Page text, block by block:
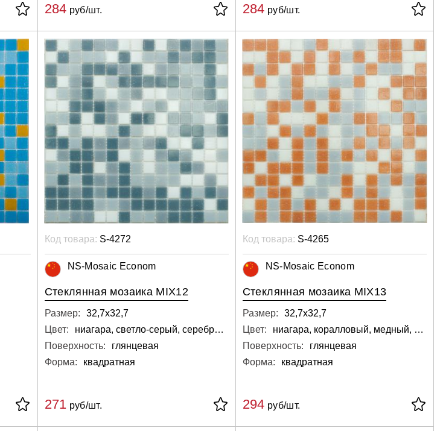
284 руб/шт. 284 руб/шт.
Код товара: S-4272
NS-Mosaic Econom
Стеклянная мозаика MIX12
Размер:
32,7х32,7
Цвет:
ниагара, светло-серый, серебряный, белый
Поверхность:
глянцевая
Форма:
квадратная
271 руб/шт.
Код товара: S-4265
NS-Mosaic Econom
Стеклянная мозаика MIX13
Размер:
32,7х32,7
Цвет:
ниагара, коралловый, медный, розовый, светло-серый
Поверхность:
глянцевая
Форма:
квадратная
294 руб/шт.